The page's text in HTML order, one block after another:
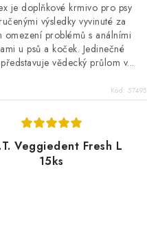
je doplňkové krmivo pro psy
výsledky vyvinuté za
omezení problémů s análními
u psů a koček. Jedinečné
vědecký průlom v...
Kód: 57495
Veggiedent Fresh L
15ks